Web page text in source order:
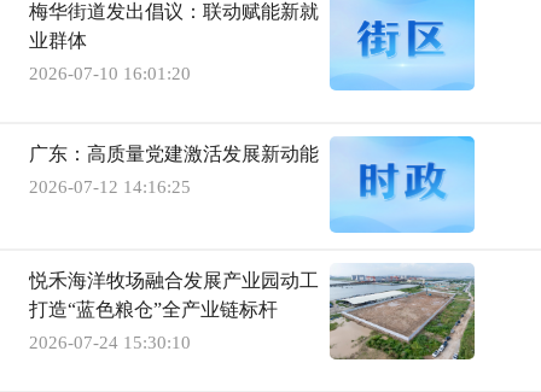
梅华街道发出倡议：联动赋能新就
业群体
2026-07-10 16:01:20
广东：高质量党建激活发展新动能
2026-07-12 14:16:25
悦禾海洋牧场融合发展产业园动工
打造“蓝色粮仓”全产业链标杆
2026-07-24 15:30:10